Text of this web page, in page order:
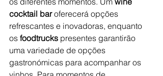
cocktail bar oferecerá opções
refrescantes e inovadoras, enquanto
os foodtrucks presentes garantirão
uma variedade de opções
gastronómicas para acompanhar os